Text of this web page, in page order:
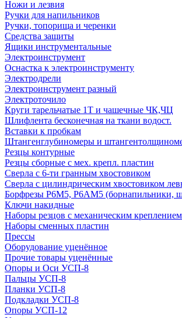
Ножи и лезвия
Ручки для напильников
Ручки, топорища и черенки
Средства защиты
Ящики инструментальные
Электроинструмент
Оснастка к электроинструменту
Электродрели
Электроинструмент разный
Электроточило
Круги тарельчатые 1Т и чашечные ЧК,ЧЦ
Шлифлента бесконечная на ткани водост.
Вставки к пробкам
Штангенглубиномеры и
Резцы контурные
Резцы сборные с мех. крепл. пластин
Сверла с 6-ти гранным хвостовиком
Сверла с цилиндрическим хвостовиком
Борфрезы Р6М5, Р6АМ5 (борнапильники,
Ключи накидные
Наборы резцов с механическим
Наборы сменных пластин
Прессы
Оборудование уценённое
Прочие товары уценённые
Опоры и Оси УСП-8
Пальцы УСП-8
Планки УСП-8
Подкладки УСП-8
Опоры УСП-12